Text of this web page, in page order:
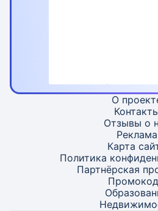
О
Отзывы о
Реклама
Карта
Политика
Партнёрская